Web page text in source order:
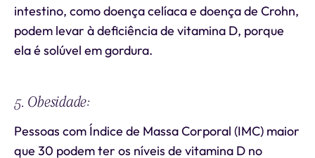
intestino, como doença celíaca e doença de Crohn,
podem levar à deficiência de vitamina D, porque
ela é solúvel em gordura.
5. Obesidade:
Pessoas com Índice de Massa Corporal (IMC) maior
que 30 podem ter os níveis de vitamina D no